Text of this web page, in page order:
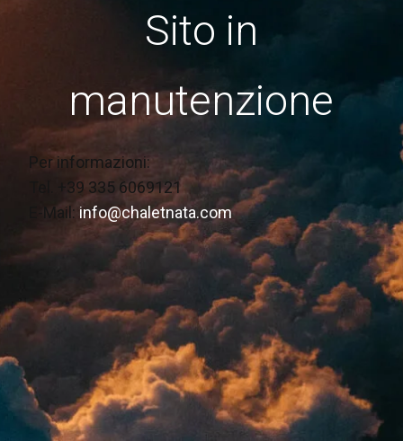
Sito in
manutenzione
Per informazioni:
Tel. +39 335 6069121
E-Mail: info@chaletnata.com